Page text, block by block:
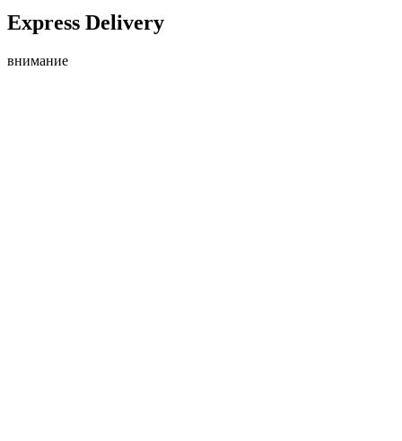
Express Delivery
внимание